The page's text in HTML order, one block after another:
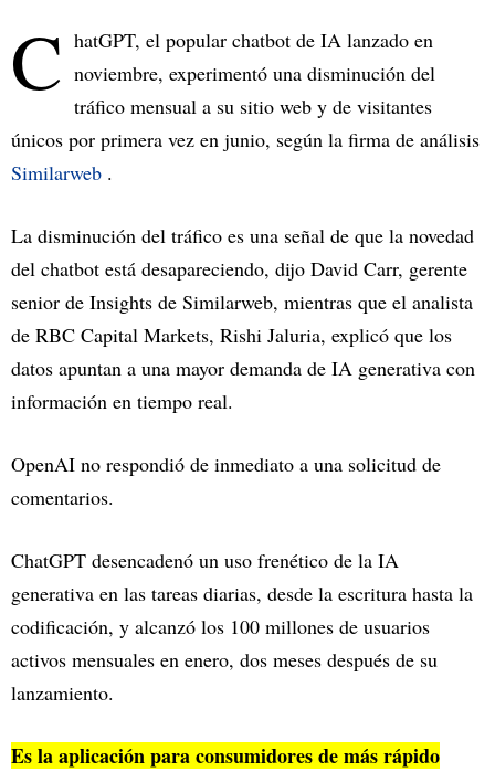
C hatGPT, el popular chatbot de IA lanzado en
noviembre, experimentó una disminución del
tráfico mensual a su sitio web y de visitantes
únicos por primera vez en junio, según la firma de análisis
Similarweb .
La disminución del tráfico es una señal de que la novedad
del chatbot está desapareciendo, dijo David Carr, gerente
senior de Insights de Similarweb, mientras que el analista
de RBC Capital Markets, Rishi Jaluria, explicó que los
datos apuntan a una mayor demanda de IA generativa con
información en tiempo real.
OpenAI no respondió de inmediato a una solicitud de
comentarios.
ChatGPT desencadenó un uso frenético de la IA
generativa en las tareas diarias, desde la escritura hasta la
codificación, y alcanzó los 100 millones de usuarios
activos mensuales en enero, dos meses después de su
lanzamiento.
Es la aplicación para consumidores de más rápido